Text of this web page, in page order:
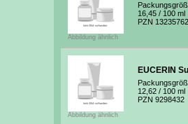
Abbildung ähnlich
16,45 / 100 ml
PZN 13235762
Abbildung ähnlich
EUCERIN
12,62 / 100 ml
PZN 9298432